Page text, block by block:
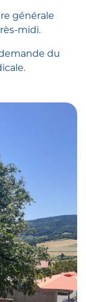
générale
midi.
du